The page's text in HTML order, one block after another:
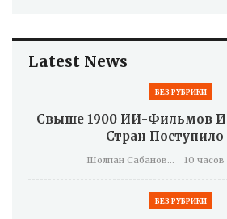
Latest News
БЕЗ РУБРИКИ
Свыше 1900 ИИ-Фильмов
Стран
Шолпан Сабанова 10 часов
БЕЗ РУБРИКИ